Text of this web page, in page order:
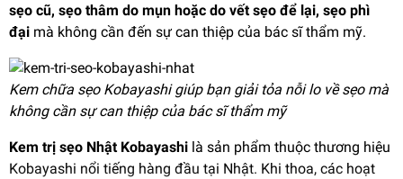
sẹo cũ, sẹo thâm do mụn hoặc do vết sẹo để lại, sẹo phì
đại mà không cần đến sự can thiệp của bác sĩ thẩm mỹ.
Kem chữa sẹo Kobayashi giúp bạn giải tỏa nỗi lo về sẹo mà
không cần sự can thiệp của bác sĩ thẩm mỹ
Kem trị sẹo Nhật Kobayashi là sản phẩm thuộc thương hiệu
Kobayashi nổi tiếng hàng đầu tại Nhật. Khi thoa, các hoạt